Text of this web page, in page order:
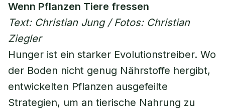
Wenn Pflanzen Tiere fressen
Text: Christian Jung / Fotos: Christian
Ziegler
Hunger ist ein starker Evolutionstreiber. Wo
der Boden nicht genug Nährstoffe hergibt,
entwickelten Pflanzen ausgefeilte
Strategien, um an tierische Nahrung zu